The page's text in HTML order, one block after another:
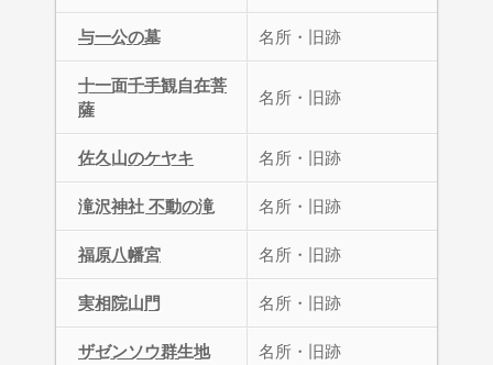
与一公の墓 名所・旧跡
十一面千手観自在菩
薩
名所・旧跡
佐久山のケヤキ 名所・旧跡
滝沢神社 不動の滝 名所・旧跡
福原八幡宮 名所・旧跡
実相院山門 名所・旧跡
ザゼンソウ群生地 名所・旧跡